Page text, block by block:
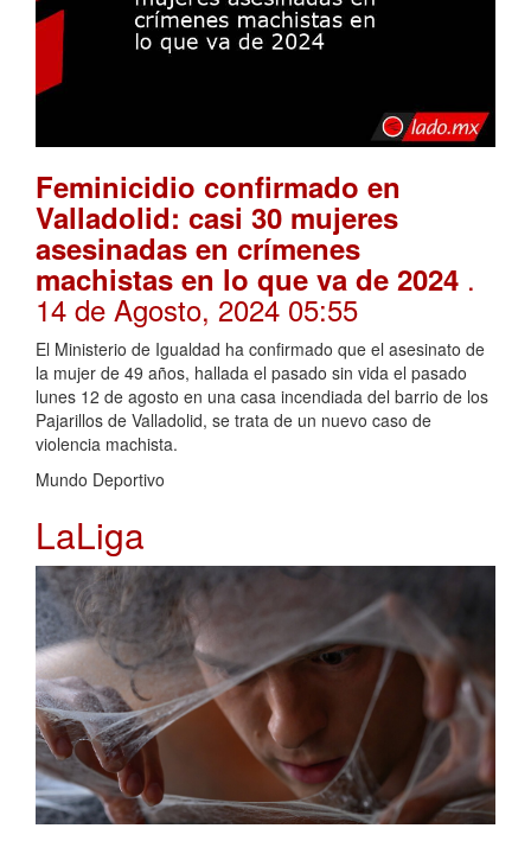
Feminicidio confirmado en
Valladolid: casi 30 mujeres
asesinadas en crímenes
machistas en lo que va de 2024 .
14 de Agosto, 2024 05:55
El Ministerio de Igualdad ha confirmado que el asesinato de
la mujer de 49 años, hallada el pasado sin vida el pasado
lunes 12 de agosto en una casa incendiada del barrio de los
Pajarillos de Valladolid, se trata de un nuevo caso de
violencia machista.
Mundo Deportivo
LaLiga